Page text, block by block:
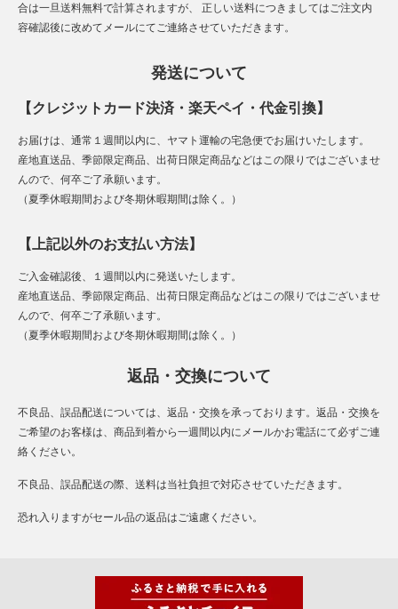
合は一旦送料無料で計算されますが、 正しい送料につきましてはご注文内
容確認後に改めてメールにてご連絡させていただきます。
発送について
【クレジットカード決済・楽天ペイ・代金引換】
お届けは、通常１週間以内に、ヤマト運輸の宅急便でお届けいたします。
産地直送品、季節限定商品、出荷日限定商品などはこの限りではございませ
んので、何卒ご了承願います。
（夏季休暇期間および冬期休暇期間は除く。）
【上記以外のお支払い方法】
ご入金確認後、１週間以内に発送いたします。
産地直送品、季節限定商品、出荷日限定商品などはこの限りではございませ
んので、何卒ご了承願います。
（夏季休暇期間および冬期休暇期間は除く。）
返品・交換について
不良品、誤品配送については、返品・交換を承っております。返品・交換を
ご希望のお客様は、商品到着から一週間以内にメールかお電話にて必ずご連
絡ください。
不良品、誤品配送の際、送料は当社負担で対応させていただきます。
恐れ入りますがセール品の返品はご遠慮ください。